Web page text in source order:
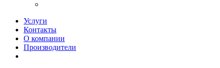
Услуги
Контакты
О компании
Производители